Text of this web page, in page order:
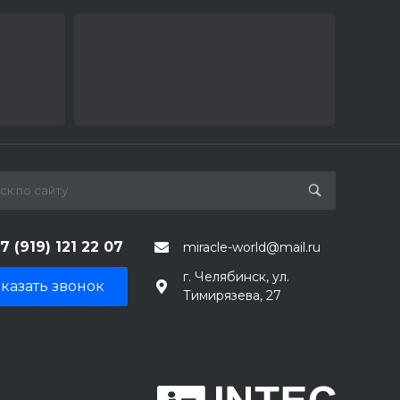
(919) 121 22 07 miracle-world@mail.ru
звонок
г. Челябинск, ул.
Тимирязева, 27